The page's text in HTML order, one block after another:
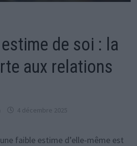
de soi : la
aux relations
4 décembre 2025
faible estime d’elle-même est